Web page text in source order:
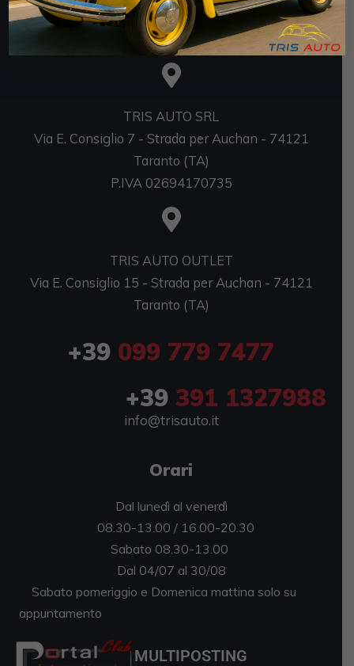
TRIS AUTO SRL
Via E. Consiglio 7 - Strada per Auchan - 74121
Taranto (TA)
P.IVA 02694170735
TRIS AUTO OUTLET
Via E. Consiglio 15 - Strada per Auchan - 74121
Taranto (TA)
+39 099 779 7477
+39 391 1327988
info@trisauto.it
Orari
Dal lunedì al venerdì
08.30-13.00 / 16.00-20.30
Sabato 08.30-13.00
Dal 04/07 al 30/08
Sabato pomeriggio e Domenica mattina solo su
appuntamento
MULTIPOSTING